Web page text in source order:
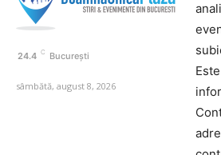
24.4 C București
sâmbătă, august 8, 2026